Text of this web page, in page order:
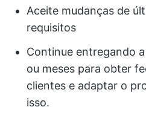
Aceite mudanças de
requisitos
Continue entregando
ou meses para obter
clientes e adaptar o
isso.